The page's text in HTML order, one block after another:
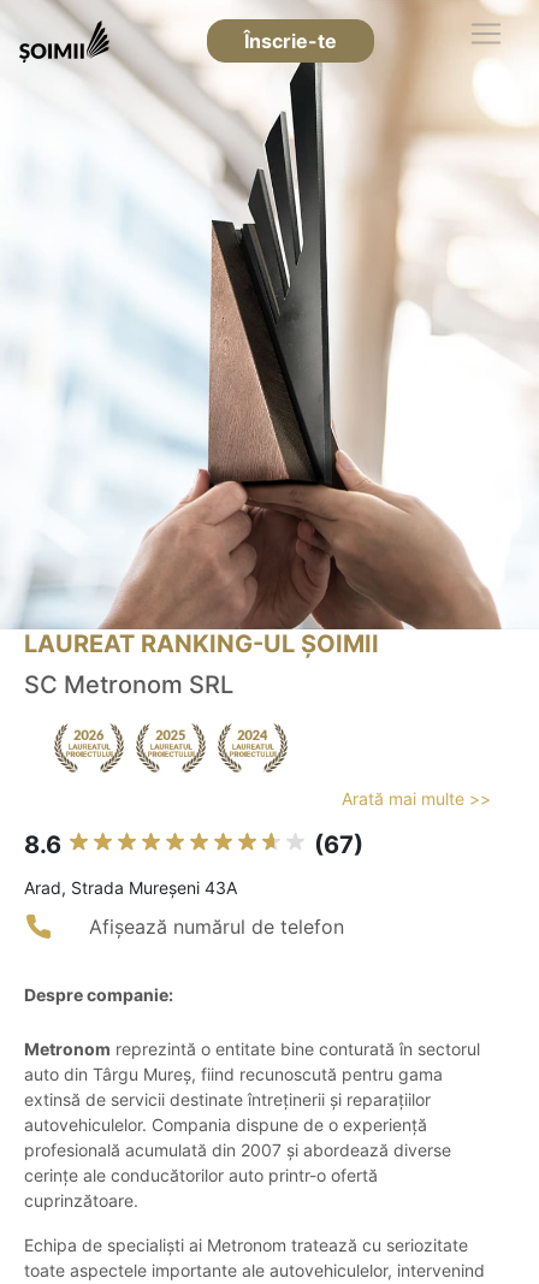
Înscrie-te
LAUREAT RANKING-UL ȘOIMII
SC Metronom SRL
Arată mai multe >>
8.6 (67)
Arad, Strada Mureșeni 43A
Afișează numărul de telefon
Despre companie:
Metronom reprezintă o entitate bine conturată în sectorul
auto din Târgu Mureș, fiind recunoscută pentru gama
extinsă de servicii destinate întreținerii și reparațiilor
autovehiculelor. Compania dispune de o experiență
profesională acumulată din 2007 și abordează diverse
cerințe ale conducătorilor auto printr-o ofertă
cuprinzătoare.
Echipa de specialiști ai Metronom tratează cu seriozitate
toate aspectele importante ale autovehiculelor, intervenind